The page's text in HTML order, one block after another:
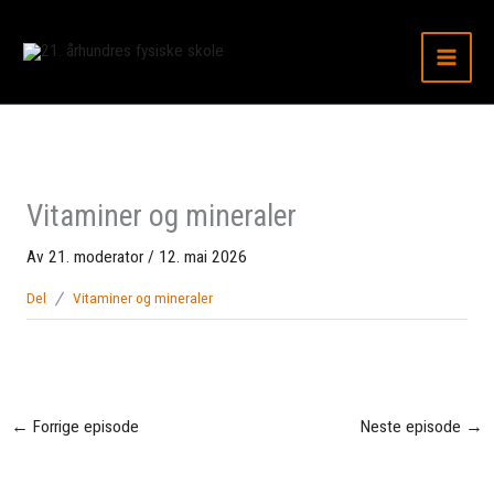
Vitaminer og mineraler
Av 21. moderator/ 12. mai 2026
Del Vitaminer og mineraler
← Forrige episode Neste episode →